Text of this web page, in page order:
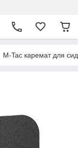
M-Tac каремат для